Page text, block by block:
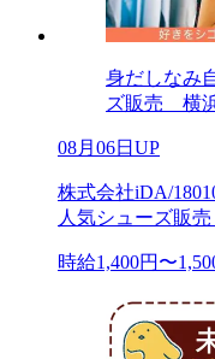
身だしなみ
ズ販売 横
08月06日UP
株式会社iDA/
人気シューズ販売
時給1,400円〜